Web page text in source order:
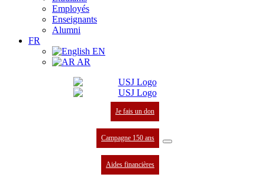
Employés
Enseignants
Alumni
FR
EN
AR
Je fais un don
Campagne 150 ans
Aides financières